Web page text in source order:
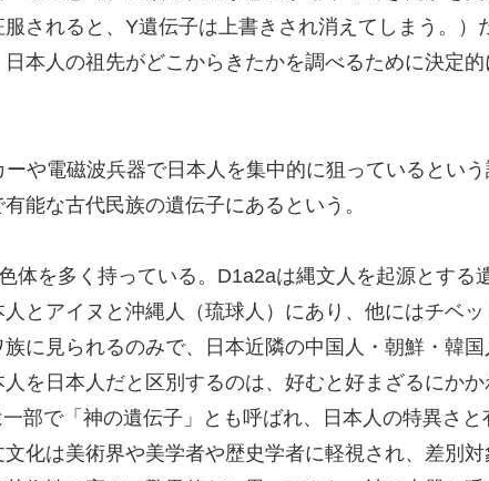
されると、Y遺伝子は上書きされ消えてしまう。）
本人の祖先がどこからきたかを調べるために決定的
や電磁波兵器で日本人を集中的に狙っているという
能な古代民族の遺伝子にあるという。
体を多く持っている。D1a2aは縄文人を起源とする
とアイヌと沖縄人（琉球人）にあり、他にはチベッ
に見られるのみで、日本近隣の中国人・朝鮮・韓国
を日本人だと区別するのは、好むと好まざるにかか
部で「神の遺伝子」とも呼ばれ、日本人の特異さと
化は美術界や美学者や歴史学者に軽視され、差別対